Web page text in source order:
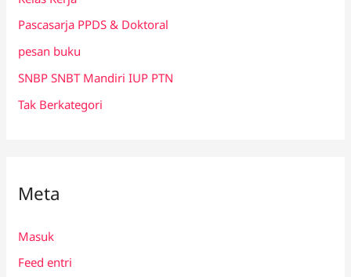
Pascasarja PPDS & Doktoral
pesan buku
SNBP SNBT Mandiri IUP PTN
Tak Berkategori
Meta
Masuk
Feed entri